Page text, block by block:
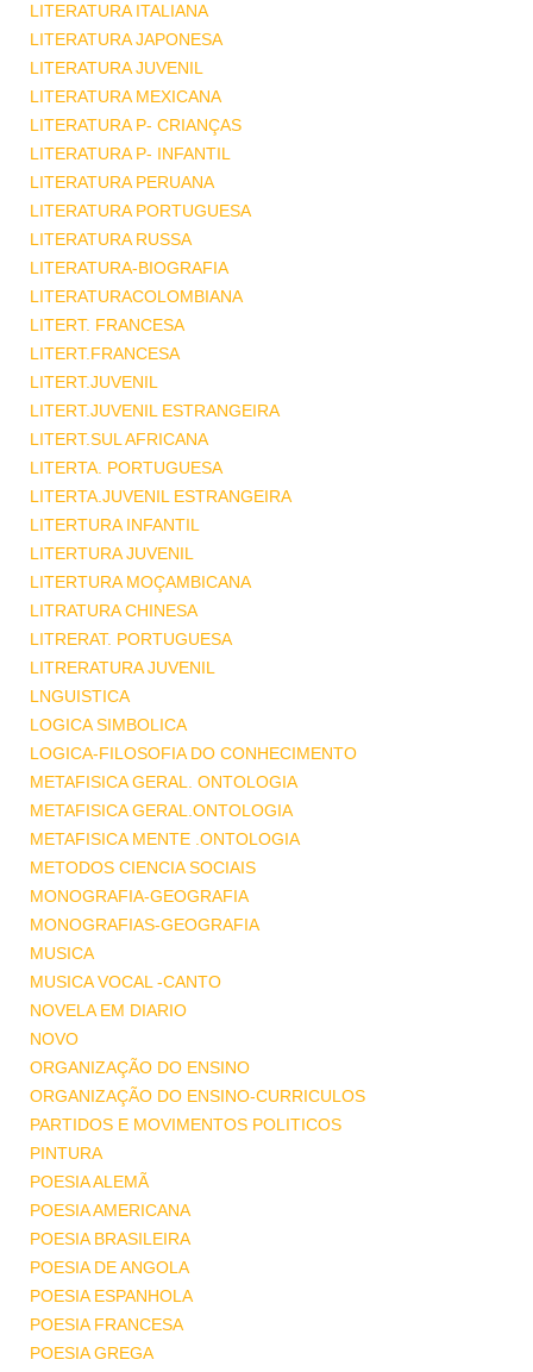
LITERATURA ITALIANA
LITERATURA JAPONESA
LITERATURA JUVENIL
LITERATURA MEXICANA
LITERATURA P- CRIANÇAS
LITERATURA P- INFANTIL
LITERATURA PERUANA
LITERATURA PORTUGUESA
LITERATURA RUSSA
LITERATURA-BIOGRAFIA
LITERATURACOLOMBIANA
LITERT. FRANCESA
LITERT.FRANCESA
LITERT.JUVENIL
LITERT.JUVENIL ESTRANGEIRA
LITERT.SUL AFRICANA
LITERTA. PORTUGUESA
LITERTA.JUVENIL ESTRANGEIRA
LITERTURA INFANTIL
LITERTURA JUVENIL
LITERTURA MOÇAMBICANA
LITRATURA CHINESA
LITRERAT. PORTUGUESA
LITRERATURA JUVENIL
LNGUISTICA
LOGICA SIMBOLICA
LOGICA-FILOSOFIA DO CONHECIMENTO
METAFISICA GERAL. ONTOLOGIA
METAFISICA GERAL.ONTOLOGIA
METAFISICA MENTE .ONTOLOGIA
METODOS CIENCIA SOCIAIS
MONOGRAFIA-GEOGRAFIA
MONOGRAFIAS-GEOGRAFIA
MUSICA
MUSICA VOCAL -CANTO
NOVELA EM DIARIO
NOVO
ORGANIZAÇÃO DO ENSINO
ORGANIZAÇÃO DO ENSINO-CURRICULOS
PARTIDOS E MOVIMENTOS POLITICOS
PINTURA
POESIA ALEMÃ
POESIA AMERICANA
POESIA BRASILEIRA
POESIA DE ANGOLA
POESIA ESPANHOLA
POESIA FRANCESA
POESIA GREGA